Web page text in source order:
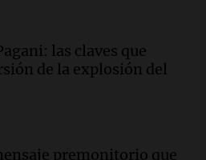
Perú: "Nos decía
el milagro''"
país, según informe
las claves que
de la explosión del
premonitorio que